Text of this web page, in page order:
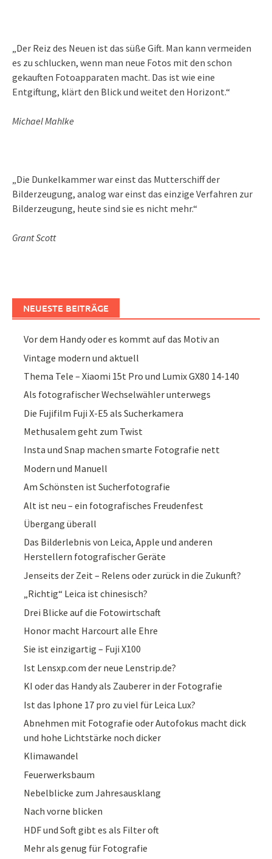
„Der Reiz des Neuen ist das süße Gift. Man kann vermeiden
es zu schlucken, wenn man neue Fotos mit den schon
gekauften Fotoapparaten macht. Das ist wie eine
Entgiftung, klärt den Blick und weitet den Horizont.“
Michael Mahlke
„Die Dunkelkammer war einst das Mutterschiff der
Bilderzeugung, analog war einst das einzige Verfahren zur
Bilderzeugung, heute sind sie es nicht mehr.“
Grant Scott
NEUESTE BEITRÄGE
Vor dem Handy oder es kommt auf das Motiv an
Vintage modern und aktuell
Thema Tele – Xiaomi 15t Pro und Lumix GX80 14-140
Als fotografischer Wechselwähler unterwegs
Die Fujifilm Fuji X-E5 als Sucherkamera
Methusalem geht zum Twist
Insta und Snap machen smarte Fotografie nett
Modern und Manuell
Am Schönsten ist Sucherfotografie
Alt ist neu – ein fotografisches Freudenfest
Übergang überall
Das Bilderlebnis von Leica, Apple und anderen
Herstellern fotografischer Geräte
Jenseits der Zeit – Relens oder zurück in die Zukunft?
„Richtig“ Leica ist chinesisch?
Drei Blicke auf die Fotowirtschaft
Honor macht Harcourt alle Ehre
Sie ist einzigartig – Fuji X100
Ist Lensxp.com der neue Lenstrip.de?
KI oder das Handy als Zauberer in der Fotografie
Ist das Iphone 17 pro zu viel für Leica Lux?
Abnehmen mit Fotografie oder Autofokus macht dick
und hohe Lichtstärke noch dicker
Klimawandel
Feuerwerksbaum
Nebelblicke zum Jahresausklang
Nach vorne blicken
HDF und Soft gibt es als Filter oft
Mehr als genug für Fotografie